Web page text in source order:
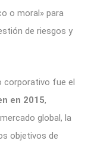
o moral» para
de riesgos y
corporativo fue el
en 2015,
global, la
objetivos de